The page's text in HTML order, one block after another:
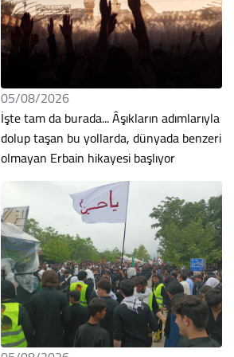
05/08/2026
İşte tam da burada... Âşıkların adımlarıyla
dolup taşan bu yollarda, dünyada benzeri
olmayan Erbain hikayesi başlıyor